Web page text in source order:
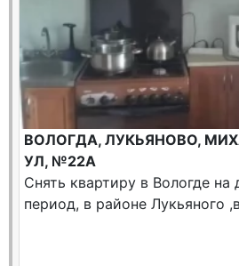
ВОЛОГДА, ЛУКЬЯНОВО,
УЛ, №22А
Снять квартиру в Вологде на
период, в районе Лукьяного